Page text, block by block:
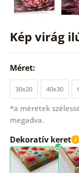
Kép virág
Méret:
30x20 40x30
*a méretek
megadva.
Dekoratív keret i